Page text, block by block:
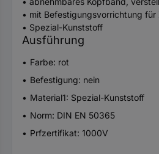
• mit Befestigungsvorrichtung für
• Spezial-Kunststoff
Ausführung
Farbe: rot
Befestigung: nein
Material1: Spezial-Kunststoff
Norm: DIN EN 50365
Prfzertifikat: 1000V